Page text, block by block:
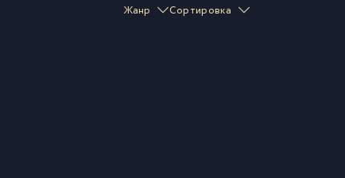
Жанр Сортировка